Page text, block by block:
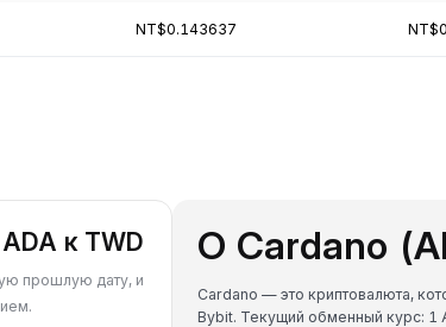
NT$0.143637
к TWD
прошлую дату, и
О Cardano
Cardano — это криптовалюта,
Bybit. Текущий обменный курс: